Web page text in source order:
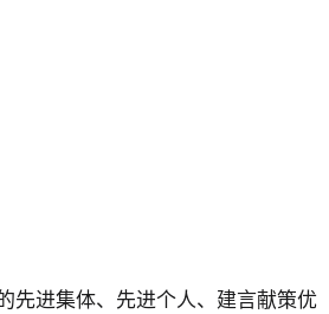
先进集体、先进个人、建言献策优